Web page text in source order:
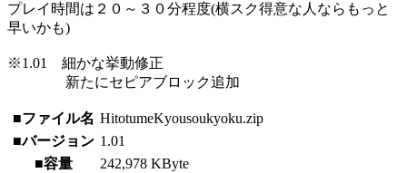
プレイ時間は２０～３０分程度(横スク得意な人ならもっと
早いかも)
※1.01 細かな挙動修正
新たにセピアブロック追加
■ファイル名 HitotumeKyousoukyoku.zip
■バージョン 1.01
■容量
242,978 KByte